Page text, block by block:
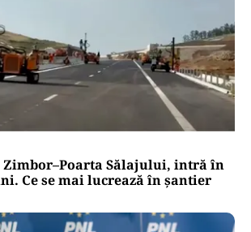
Zimbor–Poarta Sălajului, intră în
Ce se mai lucrează în șantier